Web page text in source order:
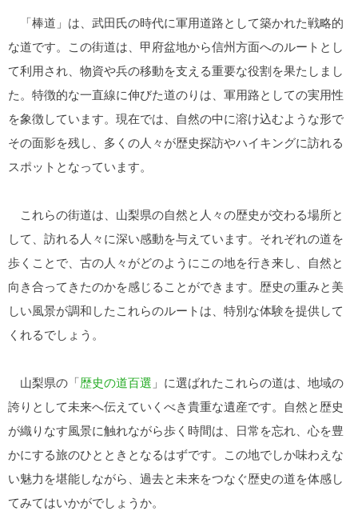
「棒道」は、武田氏の時代に軍用道路として築かれた戦略的
な道です。この街道は、甲府盆地から信州方面へのルートとし
て利用され、物資や兵の移動を支える重要な役割を果たしまし
た。特徴的な一直線に伸びた道のりは、軍用路としての実用性
を象徴しています。現在では、自然の中に溶け込むような形で
その面影を残し、多くの人々が歴史探訪やハイキングに訪れる
スポットとなっています。
これらの街道は、山梨県の自然と人々の歴史が交わる場所と
して、訪れる人々に深い感動を与えています。それぞれの道を
歩くことで、古の人々がどのようにこの地を行き来し、自然と
向き合ってきたのかを感じることができます。歴史の重みと美
しい風景が調和したこれらのルートは、特別な体験を提供して
くれるでしょう。
山梨県の「歴史の道百選 」に選ばれたこれらの道は、地域の
誇りとして未来へ伝えていくべき貴重な遺産です。自然と歴史
が織りなす風景に触れながら歩く時間は、日常を忘れ、心を豊
かにする旅のひとときとなるはずです。この地でしか味わえな
い魅力を堪能しながら、過去と未来をつなぐ歴史の道を体感し
てみてはいかがでしょうか。